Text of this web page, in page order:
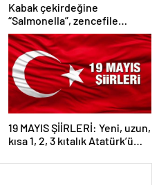
Kabak çekirdeğine
“Salmonella”, zencefile
“Bacillus cereus” nasıl
bulaşıyor?
19 MAYIS ŞİİRLERİ: Yeni, uzun,
kısa 1, 2, 3 kıtalık Atatürk’ü
Bayramı şiirleri…